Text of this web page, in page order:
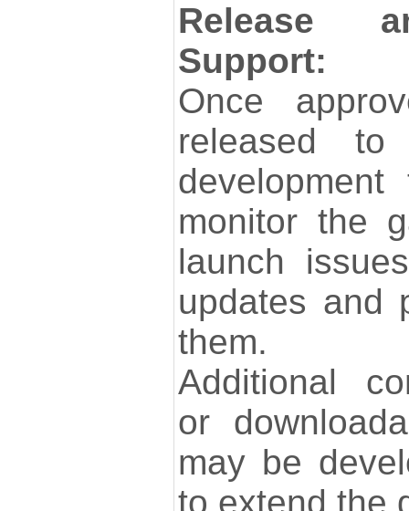
Release
Support:
Once
released
monitor the
launch
updates and
them.
Additional
or
may be
to extend the